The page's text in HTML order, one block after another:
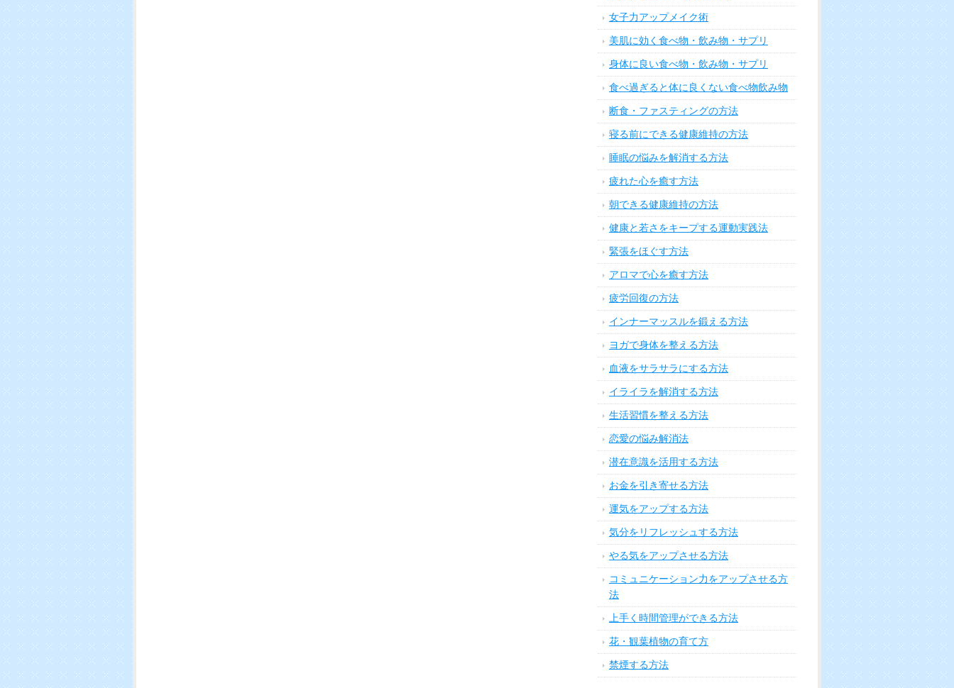
女子力アップメイク術
美肌に効く食べ物・飲み物・サプリ
身体に良い食べ物・飲み物・サプリ
食べ過ぎると体に良くない食べ物飲み物
断食・ファスティングの方法
寝る前にできる健康維持の方法
睡眠の悩みを解消する方法
疲れた心を癒す方法
朝できる健康維持の方法
健康と若さをキープする運動実践法
緊張をほぐす方法
アロマで心を癒す方法
疲労回復の方法
インナーマッスルを鍛える方法
ヨガで身体を整える方法
血液をサラサラにする方法
イライラを解消する方法
生活習慣を整える方法
恋愛の悩み解消法
潜在意識を活用する方法
お金を引き寄せる方法
運気をアップする方法
気分をリフレッシュする方法
やる気をアップさせる方法
コミュニケーション力をアップさせる方
法
上手く時間管理ができる方法
花・観葉植物の育て方
禁煙する方法